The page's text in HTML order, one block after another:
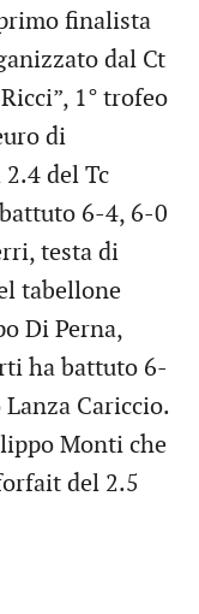
finalista
dal Ct
1° trofeo
di
del Tc
6-4, 6-0
testa di
tabellone
Di Perna,
ha battuto 6-
Cariccio.
Monti che
del 2.5